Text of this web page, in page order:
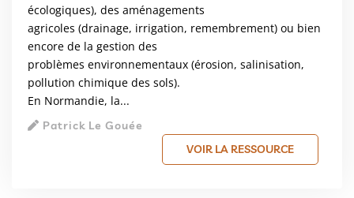
écologiques), des aménagements
agricoles (drainage, irrigation, remembrement) ou bien
encore de la gestion des
problèmes environnementaux (érosion, salinisation,
pollution chimique des sols).
En Normandie, la...
Patrick Le Gouée
VOIR LA RESSOURCE